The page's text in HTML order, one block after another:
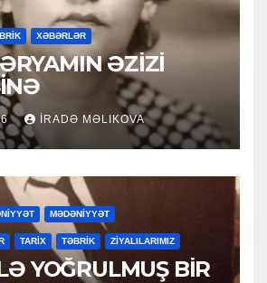
XƏBƏRLƏR
ƏZİZİ
İRADƏ MƏLIKOVA
MƏDƏNİYYƏT
TARİX TƏBRİK ZİYALILARIMIZ
YOĞRULMUŞ BİR